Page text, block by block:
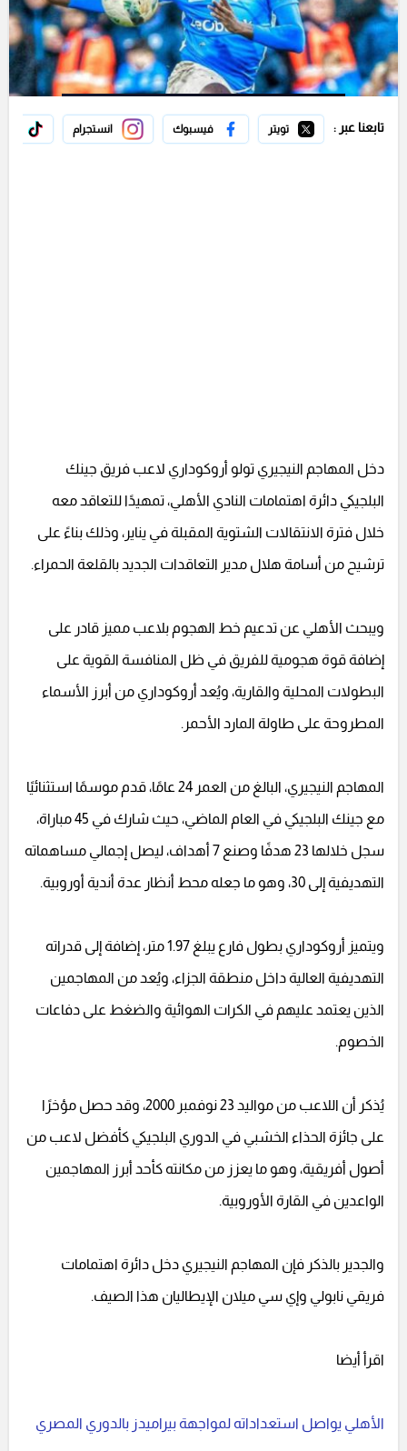
تابعنا عبر : تويتر فيسبوك انستجرام
دخل المهاجم النيجيري تولو أروكوداري لاعب فريق جينك
البلجيكي دائرة اهتمامات النادي الأهلي، تمهيدًا للتعاقد معه
خلال فترة الانتقالات الشتوية المقبلة في يناير، وذلك بناءً على
ترشيح من أسامة هلال مدير التعاقدات الجديد بالقلعة الحمراء.
ويبحث الأهلي عن تدعيم خط الهجوم بلاعب مميز قادر على
إضافة قوة هجومية للفريق في ظل المنافسة القوية على
البطولات المحلية والقارية، ويُعد أروكوداري من أبرز الأسماء
المطروحة على طاولة المارد الأحمر.
المهاجم النيجيري، البالغ من العمر 24 عامًا، قدم موسمًا استثنائيًا
مع جينك البلجيكي في العام الماضي، حيث شارك في 45 مباراة،
سجل خلالها 23 هدفًا وصنع 7 أهداف، ليصل إجمالي مساهماته
التهديفية إلى 30، وهو ما جعله محط أنظار عدة أندية أوروبية.
ويتميز أروكوداري بطول فارع يبلغ 1.97 متر، إضافة إلى قدراته
التهديفية العالية داخل منطقة الجزاء، ويُعد من المهاجمين
الذين يعتمد عليهم في الكرات الهوائية والضغط على دفاعات
الخصوم.
يُذكر أن اللاعب من مواليد 23 نوفمبر 2000، وقد حصل مؤخرًا
على جائزة الحذاء الخشبي في الدوري البلجيكي كأفضل لاعب من
أصول أفريقية، وهو ما يعزز من مكانته كأحد أبرز المهاجمين
الواعدين في القارة الأوروبية.
والجدير بالذكر فإن المهاجم النيجيري دخل دائرة اهتمامات
فريقي نابولي وإي سي ميلان الإيطاليان هذا الصيف.
اقرأ أيضا
الأهلي يواصل استعداداته لمواجهة بيراميدز بالدوري المصري